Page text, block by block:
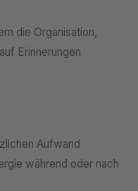
die Organisation,
Erinnerungen
Aufwand
während oder nach